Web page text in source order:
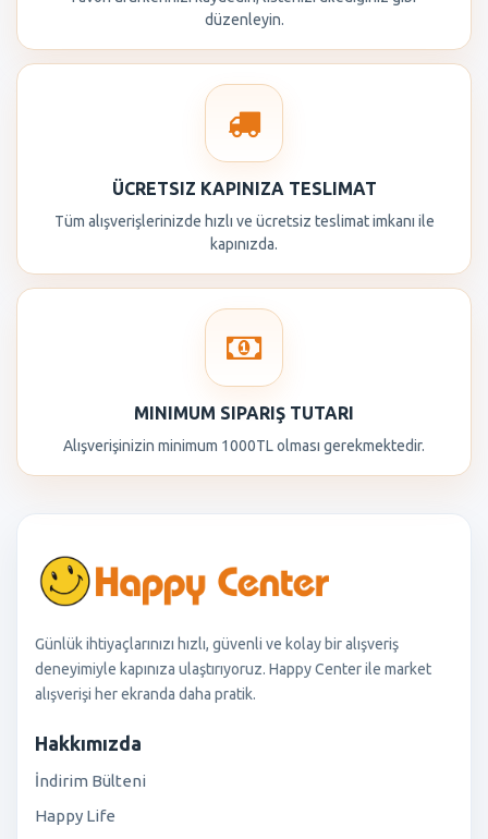
düzenleyin.
ÜCRETSIZ KAPINIZA TESLIMAT
Tüm alışverişlerinizde hızlı ve ücretsiz teslimat imkanı ile
kapınızda.
MINIMUM SIPARIŞ TUTARI
Alışverişinizin minimum 1000TL olması gerekmektedir.
Günlük ihtiyaçlarınızı hızlı, güvenli ve kolay bir alışveriş
deneyimiyle kapınıza ulaştırıyoruz. Happy Center ile market
alışverişi her ekranda daha pratik.
Hakkımızda
İndirim Bülteni
Happy Life